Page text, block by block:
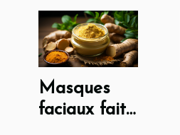
Masques
faciaux faits